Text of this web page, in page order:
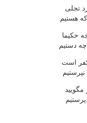
تجلی
هستیم
حكیما
دستیم
است